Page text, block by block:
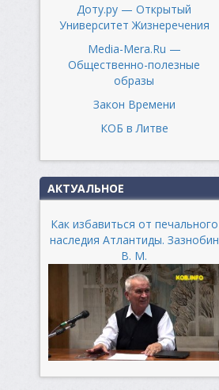
Доту.ру — Открытый
Университет Жизнеречения
Media-Mera.Ru —
Общественно-полезные
образы
Закон Времени
КОБ в Литве
АКТУАЛЬНОЕ
Как избавиться от печального
наследия Атлантиды. Зазнобин
В. М.